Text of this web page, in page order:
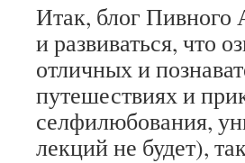
Итак, блог Пивного
и развиваться, что
отличных и
путешествиях и
селфилюбования,
лекций не будет),